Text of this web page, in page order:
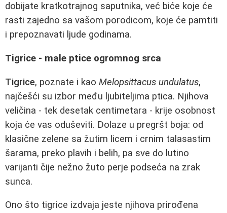
dobijate kratkotrajnog saputnika, već biće koje će
rasti zajedno sa vašom porodicom, koje će pamtiti
i prepoznavati ljude godinama.
Tigrice - male ptice ogromnog srca
Tigrice, poznate i kao Melopsittacus undulatus,
najčešći su izbor među ljubiteljima ptica. Njihova
veličina - tek desetak centimetara - krije osobnost
koja će vas oduševiti. Dolaze u pregršt boja: od
klasične zelene sa žutim licem i crnim talasastim
šarama, preko plavih i belih, pa sve do lutino
varijanti čije nežno žuto perje podseća na zrak
sunca.
Ono što tigrice izdvaja jeste njihova prirođena